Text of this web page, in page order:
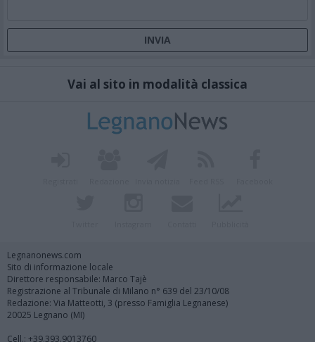
Vai al sito in modalità classica
Legnanonews.com
Sito di informazione locale
Direttore responsabile: Marco Tajè
Registrazione al Tribunale di Milano n° 639 del 23/10/08
Redazione: Via Matteotti, 3 (presso Famiglia Legnanese)
20025 Legnano (MI)
Cell.: +39.393.9013760